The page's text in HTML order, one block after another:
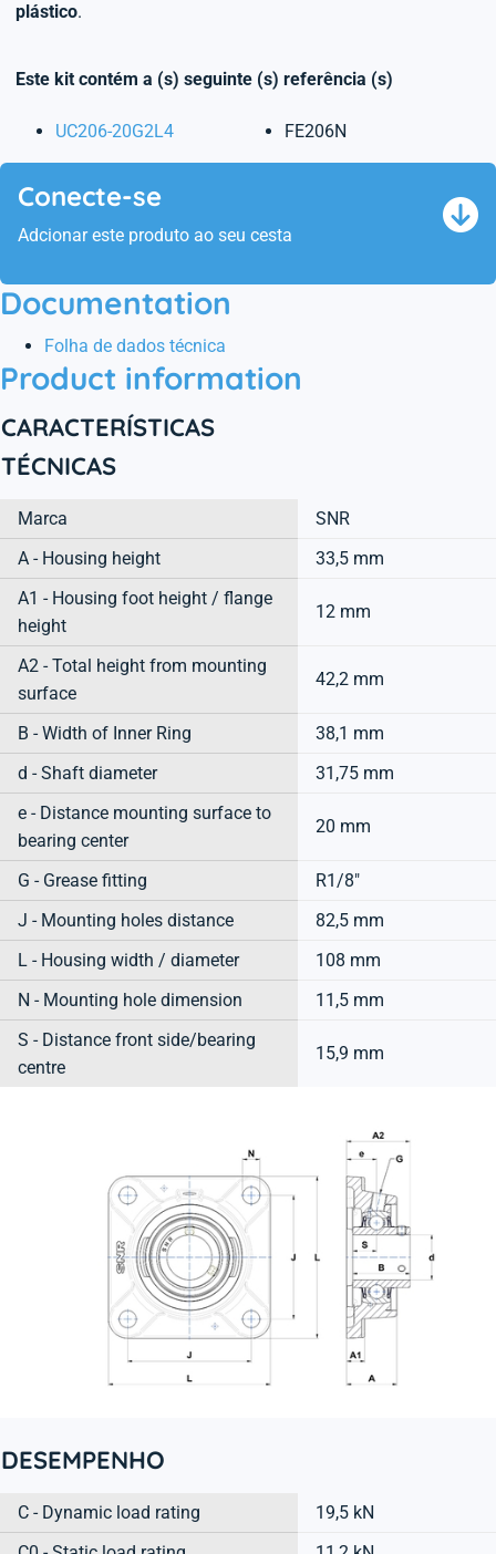
plástico.
Este kit contém a (s) seguinte (s) referência (s)
UC206-20G2L4 FE206N
Conecte-se
Adcionar este produto ao seu cesta
Documentation
Folha de dados técnica
Product information
CARACTERÍSTICAS
TÉCNICAS
Marca
SNR
A - Housing height
33,5 mm
A1 - Housing foot height / flange
height
12 mm
A2 - Total height from mounting
surface
42,2 mm
B - Width of Inner Ring
38,1 mm
d - Shaft diameter
31,75 mm
e - Distance mounting surface to
bearing center
20 mm
G - Grease fitting
R1/8"
J - Mounting holes distance
82,5 mm
L - Housing width / diameter
108 mm
N - Mounting hole dimension
11,5 mm
S - Distance front side/bearing
centre
15,9 mm
DESEMPENHO
C - Dynamic load rating
19,5 kN